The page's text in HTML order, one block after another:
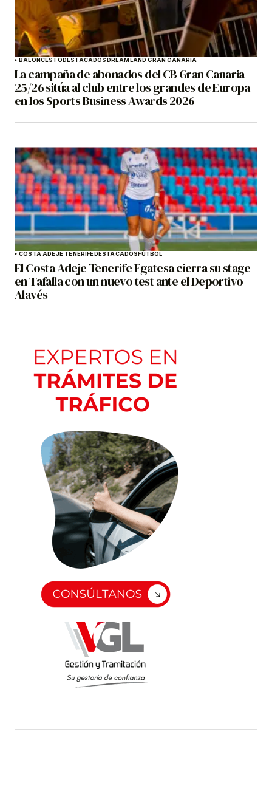
BALONCESTO DESTACADOS DREAMLAND GRAN CANARIA
La campaña de abonados del CB Gran Canaria
25/26 sitúa al club entre los grandes de Europa
en los Sports Business Awards 2026
COSTA ADEJE TENERIFE DESTACADOS FÚTBOL
El Costa Adeje Tenerife Egatesa cierra su stage
en Tafalla con un nuevo test ante el Deportivo
Alavés